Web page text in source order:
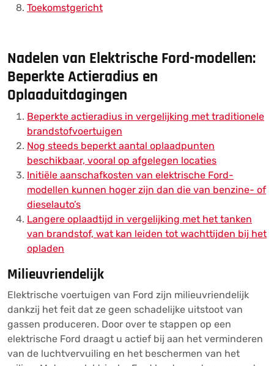
Toekomstgericht
Nadelen van Elektrische Ford-modellen:
Beperkte Actieradius en
Oplaaduitdagingen
Beperkte actieradius in vergelijking met traditionele
brandstofvoertuigen
Nog steeds beperkt aantal oplaadpunten
beschikbaar, vooral op afgelegen locaties
Initiële aanschafkosten van elektrische Ford-
modellen kunnen hoger zijn dan die van benzine- of
dieselauto’s
Langere oplaadtijd in vergelijking met het tanken
van brandstof, wat kan leiden tot wachttijden bij het
opladen
Milieuvriendelijk
Elektrische voertuigen van Ford zijn milieuvriendelijk
dankzij het feit dat ze geen schadelijke uitstoot van
gassen produceren. Door over te stappen op een
elektrische Ford draagt u actief bij aan het verminderen
van de luchtvervuiling en het beschermen van het